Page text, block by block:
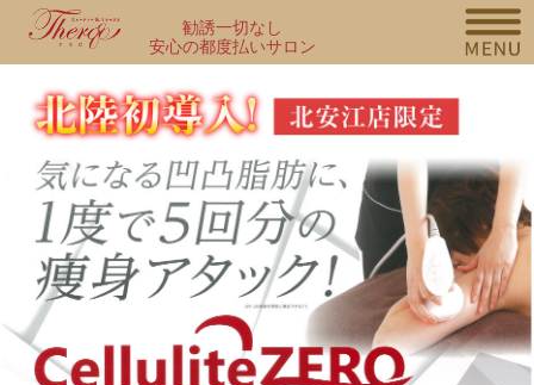
勧誘一切なし
安心の都度払いサロン